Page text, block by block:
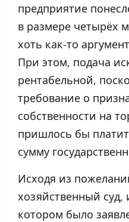
предприятие
в размере четырёх
хоть как-то
При этом, подача
рентабельной,
требование о
собственности на
пришлось бы
сумму
Исходя из
хозяйственный суд,
котором было